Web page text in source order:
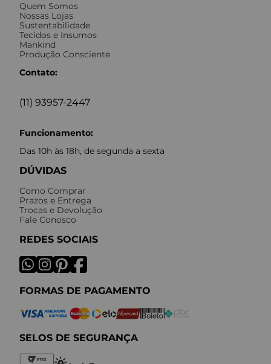
Quem Somos
Nossas Lojas
Sustentabilidade
Tecidos e Insumos
Mankind
Produção Consciente
Contato:
(11) 93957-2447
Funcionamento:
Das 10h às 18h, de segunda a sexta
DÚVIDAS
Como Comprar
Prazos e Entrega
Trocas e Devolução
Fale Conosco
REDES SOCIAIS
FORMAS DE PAGAMENTO
SELOS DE SEGURANÇA